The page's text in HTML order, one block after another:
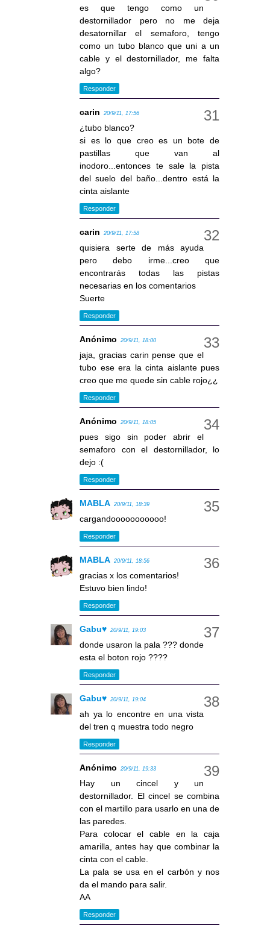
es que tengo como un
destornillador pero no me deja
desatornillar el semaforo, tengo
como un tubo blanco que uni a un
cable y el destornillador, me falta
algo?
Responder
carin 20/9/11, 17:56
¿tubo blanco?
si es lo que creo es un bote de
pastillas que van al
inodoro...entonces te sale la pista
del suelo del baño...dentro está la
cinta aislante
Responder
carin 20/9/11, 17:58
quisiera serte de más ayuda
pero debo irme...creo que
encontrarás todas las pistas
necesarias en los comentarios
Suerte
Responder
Anónimo 20/9/11, 18:00
jaja, gracias carin pense que el
tubo ese era la cinta aislante pues
creo que me quede sin cable rojo¿¿
Responder
Anónimo 20/9/11, 18:05
pues sigo sin poder abrir el
semaforo con el destornillador, lo
dejo :(
Responder
MABLA 20/9/11, 18:39
cargandooooooooooo!
Responder
MABLA 20/9/11, 18:56
gracias x los comentarios!
Estuvo bien lindo!
Responder
Gabu♥ 20/9/11, 19:03
donde usaron la pala ??? donde
esta el boton rojo ????
Responder
Gabu♥ 20/9/11, 19:04
ah ya lo encontre en una vista
del tren q muestra todo negro
Responder
Anónimo 20/9/11, 19:33
Hay un cincel y un
destornillador. El cincel se combina
con el martillo para usarlo en una de
las paredes.
Para colocar el cable en la caja
amarilla, antes hay que combinar la
cinta con el cable.
La pala se usa en el carbón y nos
da el mando para salir.
AA
Responder